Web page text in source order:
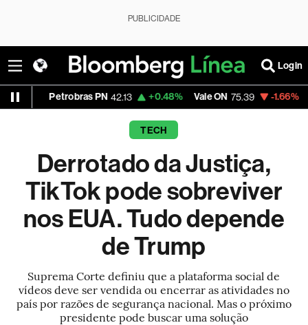
PUBLICIDADE
Login
PN 42.13 +0.48% Vale ON 75.39 -1.66% Itaú PN
TECH
Derrotado da Justiça,
TikTok pode sobreviver
nos EUA. Tudo depende
de Trump
Suprema Corte definiu que a plataforma social de
vídeos deve ser vendida ou encerrar as atividades no
país por razões de segurança nacional. Mas o próximo
presidente pode buscar uma solução